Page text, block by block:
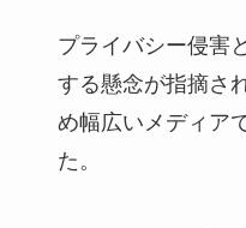
プライバシー侵害
する懸念が指摘さ
め幅広いメディア
た。